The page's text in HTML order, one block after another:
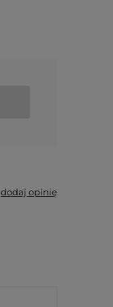
dodaj opinię